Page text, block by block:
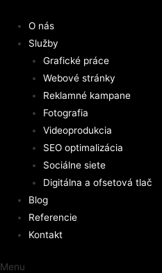
O nás
Služby
Grafické práce
Webové stránky
Reklamné kampane
Fotografia
Videoprodukcia
SEO optimalizácia
Sociálne siete
Digitálna a ofsetová tlač
Blog
Referencie
Kontakt
Menu